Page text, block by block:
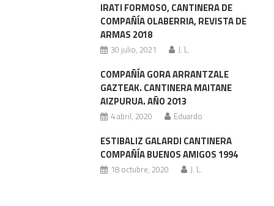
IRATI FORMOSO, CANTINERA DE
COMPAÑÍA OLABERRIA, REVISTA DE
ARMAS 2018
30 julio, 2021 J. L.
COMPAÑÍA GORA ARRANTZALE
GAZTEAK. CANTINERA MAITANE
AIZPURUA. AÑO 2013
4 abril, 2020 Eduardo
ESTIBALIZ GALARDI CANTINERA
COMPAÑÍA BUENOS AMIGOS 1994
18 octubre, 2020 J. L.